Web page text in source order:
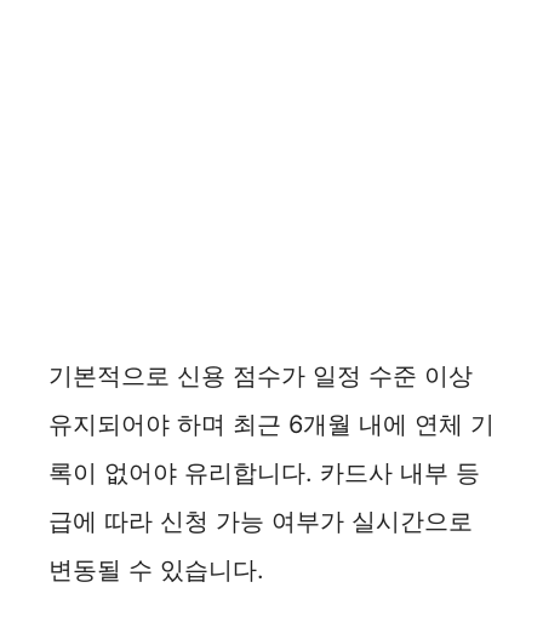
기본적으로 신용 점수가 일정 수준 이상
유지되어야 하며 최근 6개월 내에 연체 기
록이 없어야 유리합니다. 카드사 내부 등
급에 따라 신청 가능 여부가 실시간으로
변동될 수 있습니다.